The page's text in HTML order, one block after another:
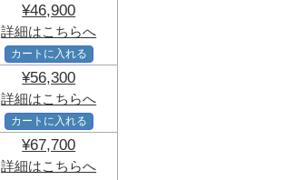
¥46,900
詳細はこちらへ
カートに入れる
¥56,300
詳細はこちらへ
カートに入れる
¥67,700
詳細はこちらへ